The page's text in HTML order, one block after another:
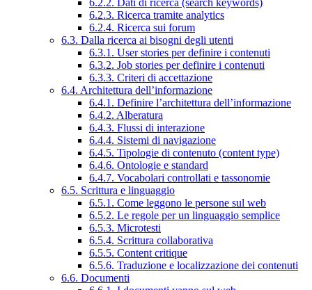
6.2.2. Dati di ricerca (search keywords)
6.2.3. Ricerca tramite analytics
6.2.4. Ricerca sui forum
6.3. Dalla ricerca ai bisogni degli utenti
6.3.1. User stories per definire i contenuti
6.3.2. Job stories per definire i contenuti
6.3.3. Criteri di accettazione
6.4. Architettura dell’informazione
6.4.1. Definire l’architettura dell’informazione
6.4.2. Alberatura
6.4.3. Flussi di interazione
6.4.4. Sistemi di navigazione
6.4.5. Tipologie di contenuto (content type)
6.4.6. Ontologie e standard
6.4.7. Vocabolari controllati e tassonomie
6.5. Scrittura e linguaggio
6.5.1. Come leggono le persone sul web
6.5.2. Le regole per un linguaggio semplice
6.5.3. Microtesti
6.5.4. Scrittura collaborativa
6.5.5. Content critique
6.5.6. Traduzione e localizzazione dei contenuti
6.6. Documenti